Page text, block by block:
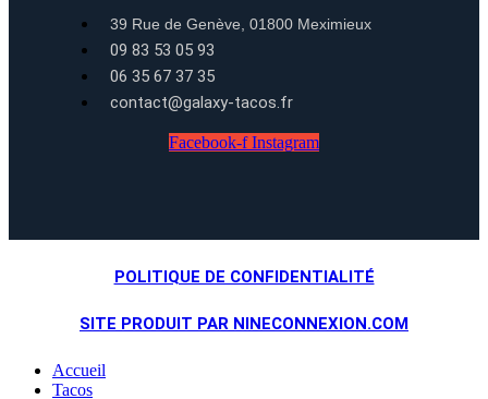
39 Rue de Genève, 01800 Meximieux
09 83 53 05 93
06 35 67 37 35
contact@galaxy-tacos.fr
Facebook-f Instagram
POLITIQUE DE CONFIDENTIALITÉ
SITE PRODUIT PAR NINECONNEXION.COM
Accueil
Tacos